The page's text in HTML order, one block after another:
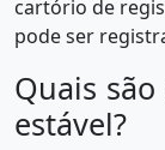
cartório de
pode ser
Quais
estável?